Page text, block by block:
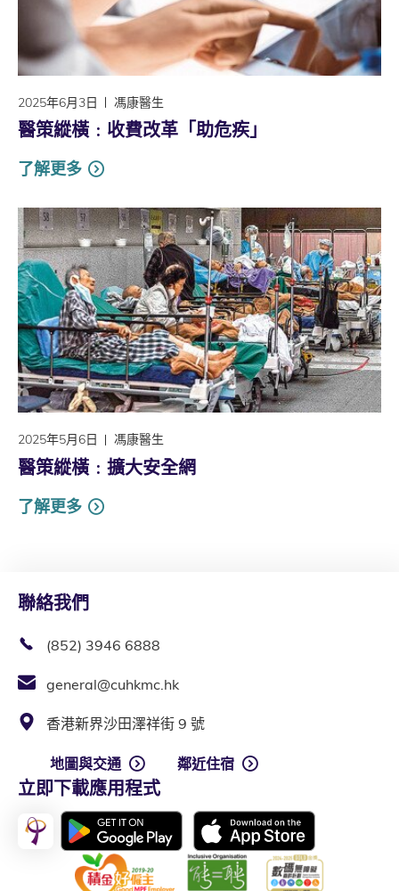
2025年6月3日 馮康醫生
醫策縱橫﹕收費改革「助危疾」
了解更多
2025年5月6日 馮康醫生
醫策縱橫﹕擴大安全網
了解更多
聯絡我們
(852) 3946 6888
general@cuhkmc.hk
香港新界沙田澤祥街 9 號
地圖與交通 鄰近住宿
立即下載應用程式